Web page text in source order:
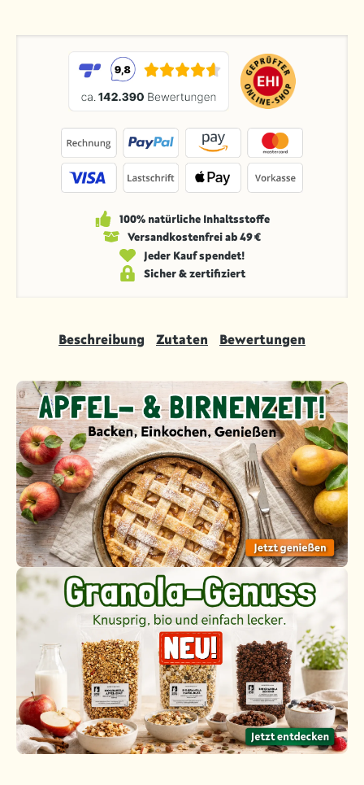
100% natürliche Inhaltsstoffe
Versandkosten­frei ab 49 €
Jeder Kauf spendet!
Sicher & zertifiziert
Beschreibung Zutaten Bewertungen